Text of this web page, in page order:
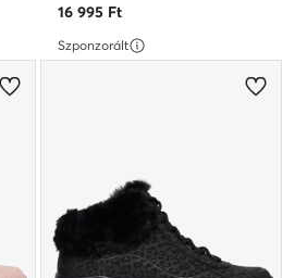
16 995 Ft
Szponzorált